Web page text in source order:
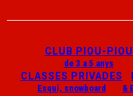
CLUB PIOU-PIOU
de 3 a 5 anys
CLASSES PRIVADES
Esquí, snowboard &